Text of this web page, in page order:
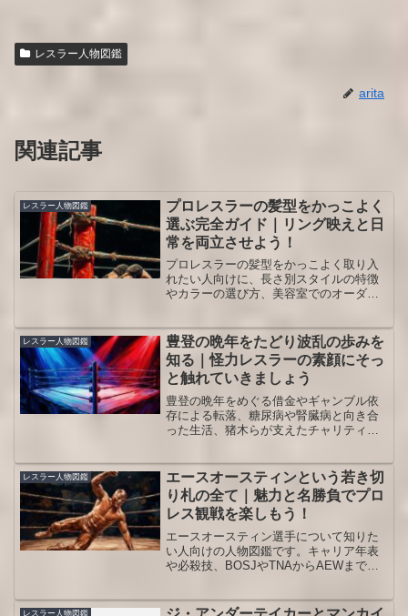
レスラー人物図鑑
arita
関連記事
レスラー人物図鑑
プロレスラーの髪型をかっこよく
選ぶ完全ガイド｜リング映えと日
常を両立させよう！
プロレスラーの髪型をかっこよく取り入
れたい人向けに、長さ別スタイルの特徴
やカラーの選び方、美容室でのオーダー
ルールに合うアレンジのヒントも得られ
ます。スタイリング剤の選び方も紹介
し、再現性の高いプロレスラー風ヘアを
目指せます。
レスラー人物図鑑
豊登の晩年をたどり波乱の歩みを
知る｜怪力レスラーの素顔にそっ
と触れていきましょう
豊登の晩年をめぐる借金やギャンブル依
存による転落、糖尿病や腎臓病と向き合
った生活、猪木らが支えたチャリティ興
ンのモヤモヤを静かにほどく記事です。
レスラー人物図鑑
エースオースティンという若き切
り札の全て｜魅力と名勝負でプロ
レス観戦を楽しもう！
エースオースティン選手について知りた
い人向けの人物図鑑です。キャリア年表
や必殺技、BOSJやTNAからAEWまでの
いる選手なのかが一目で分かる構成で
レスラー人物図鑑